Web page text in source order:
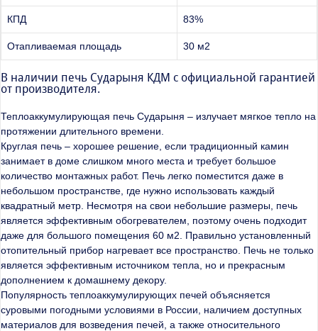
КПД 83%
Отапливаемая площадь 30 м2
В наличии печь Сударыня КДМ с официальной гарантией
от производителя.
Теплоаккумулирующая печь Сударыня – излучает мягкое тепло на
протяжении длительного времени.
Круглая печь – хорошее решение, если традиционный камин
занимает в доме слишком много места и требует большое
количество монтажных работ. Печь легко поместится даже в
небольшом пространстве, где нужно использовать каждый
квадратный метр. Несмотря на свои небольшие размеры, печь
является эффективным обогревателем, поэтому очень подходит
даже для большого помещения 60 м2. Правильно установленный
отопительный прибор нагревает все пространство. Печь не только
является эффективным источником тепла, но и прекрасным
дополнением к домашнему декору.
Популярность теплоаккумулирующих печей объясняется
суровыми погодными условиями в России, наличием доступных
материалов для возведения печей, а также относительного